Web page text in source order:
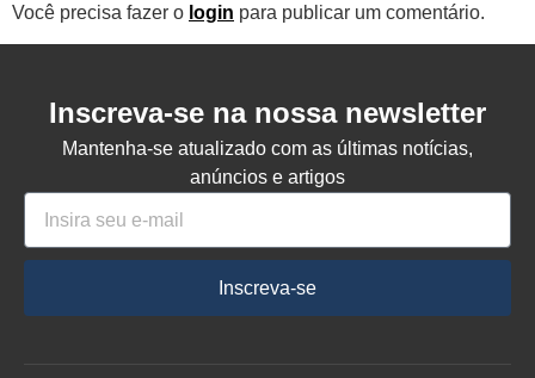
Você precisa fazer o login para publicar um comentário.
Inscreva-se na nossa newsletter
Mantenha-se atualizado com as últimas notícias,
anúncios e artigos
Inscreva-se